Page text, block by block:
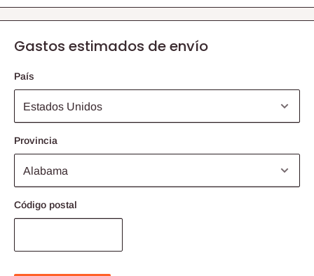
Gastos estimados de envío
País
Provincia
Código postal